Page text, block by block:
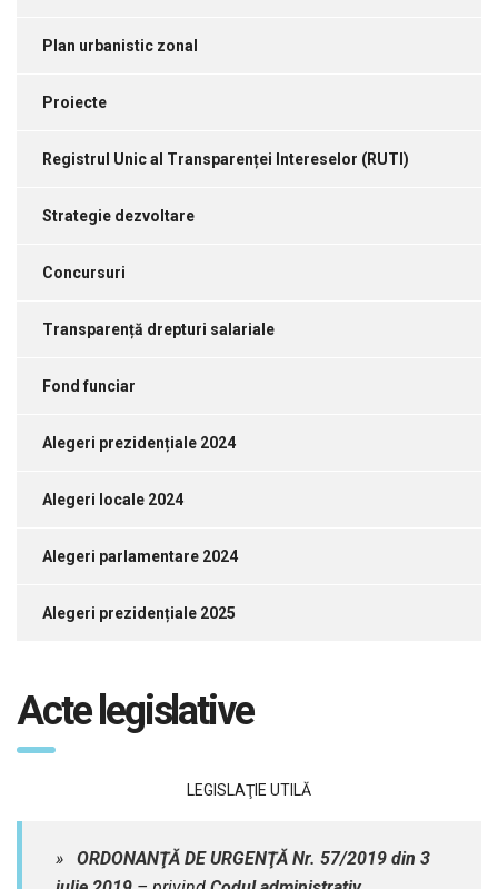
Plan urbanistic zonal
Proiecte
Registrul Unic al Transparenței Intereselor (RUTI)
Strategie dezvoltare
Concursuri
Transparență drepturi salariale
Fond funciar
Alegeri prezidențiale 2024
Alegeri locale 2024
Alegeri parlamentare 2024
Alegeri prezidențiale 2025
Acte legislative
LEGISLAŢIE UTILĂ
» ORDONANŢĂ DE URGENŢĂ Nr. 57/2019 din 3